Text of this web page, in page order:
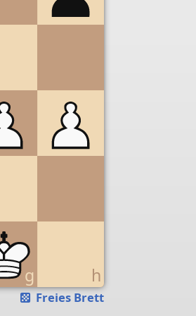
g h
Freies Brett